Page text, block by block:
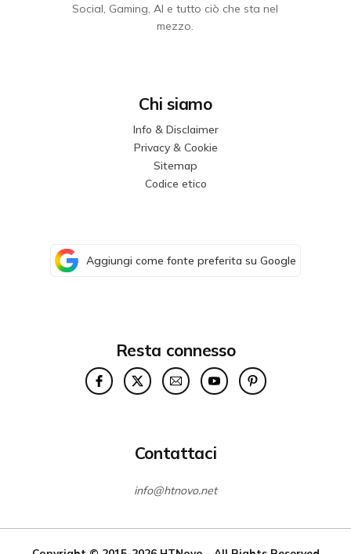
Social, Gaming, AI e tutto ciò che sta nel
mezzo.
Chi siamo
Info & Disclaimer
Privacy & Cookie
Sitemap
Codice etico
Aggiungi come fonte preferita su Google
Resta connesso
Contattaci
info@htnovo.net